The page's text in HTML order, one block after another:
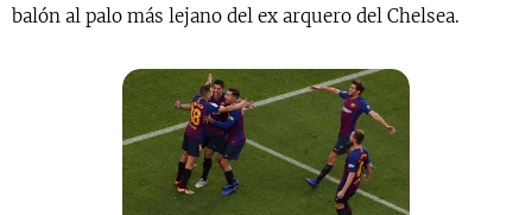
balón al palo más lejano del ex arquero del Chelsea.